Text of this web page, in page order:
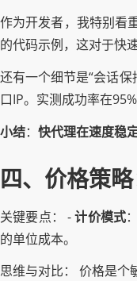
作为开发者，我特别看
的代码示例，这对于快
还有一个细节是“会话
口IP。实测成功率在
小结： 快代理在速度稳
四、价格策
关键要点： -计价模式
的单位成本。
思维与对比： 价格是个